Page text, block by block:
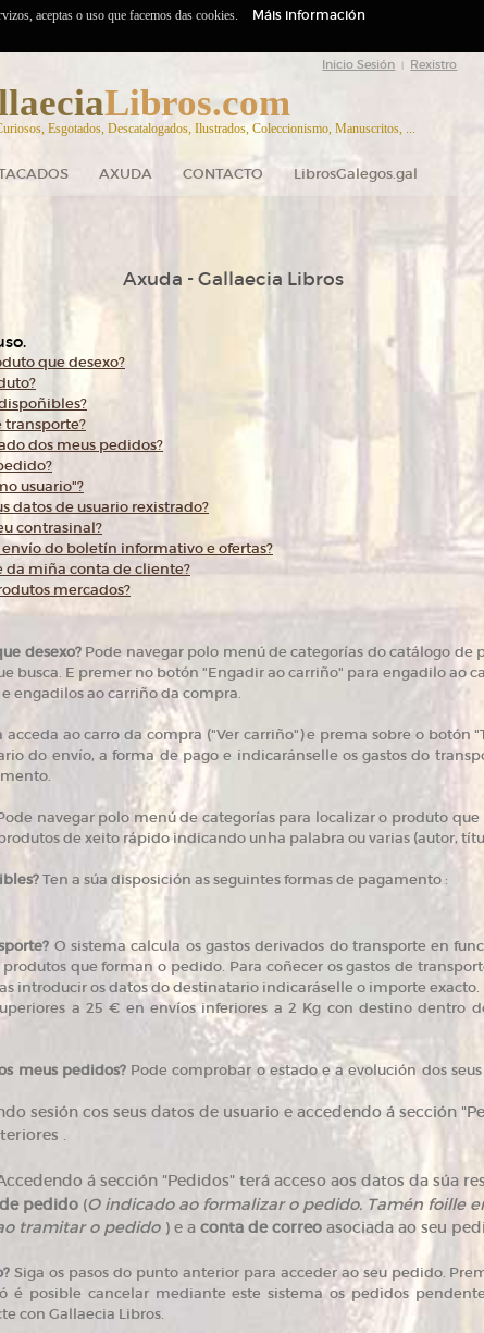
Inicio Sesión Rexistro
Libros.com
Esgotados, Descatalogados, Ilustrados, Coleccionismo, Manuscritos, ...
AXUDA CONTACTO LibrosGalegos.gal
Axuda - Gallaecia Libros
que desexo?
transporte?
dos meus pedidos?
usuario"?
datos de usuario rexistrado?
contrasinal?
do boletín informativo e ofertas?
da miña conta de cliente?
mercados?
desexo? Pode navegar polo menú de categorías do catálogo de
busca. E premer no botón "Engadir ao carriño" para engadilo ao
engadilos ao carriño da compra.
ao carro da compra ("Ver carriño") e prema sobre o botón
do envío, a forma de pago e indicaránselle os gastos do
navegar polo menú de categorías para localizar o produto
de xeito rápido indicando unha palabra ou varias (autor,
Ten a súa disposición as seguintes formas de pagamento :
O sistema calcula os gastos derivados do transporte en
que forman o pedido. Para coñecer os gastos de
introducir os datos do destinatario indicaráselle o importe exacto.
a 25 € en envíos inferiores a 2 Kg con destino dentro
meus pedidos? Pode comprobar o estado e a evolución dos
sesión cos seus datos de usuario e accedendo á sección
.
á sección "Pedidos" terá acceso aos datos da súa
pedido (O indicado ao formalizar o pedido. Tamén foille
tramitar o pedido ) e a conta de correo asociada ao seu
Siga os pasos do punto anterior para acceder ao seu pedido.
é posible cancelar mediante este sistema os pedidos
con Gallaecia Libros.
aceptas o uso que facemos das cookies. Máis información